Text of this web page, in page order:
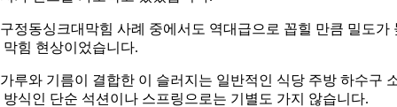
정동싱크대막힘 사례 중에서도 역대급으로 꼽힐 만큼 밀도가
막힘 현상이었습니다.
루와 기름이 결합한 이 슬러지는 일반적인 식당 주방 하수구
방식인 단순 석션이나 스프링으로는 기별도 가지 않습니다.